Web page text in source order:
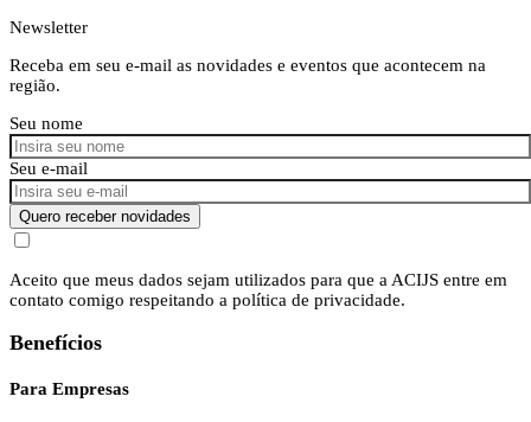
Newsletter
Receba em seu e-mail as novidades e eventos que acontecem na
região.
Seu nome
Seu e-mail
Quero receber novidades
Aceito que meus dados sejam utilizados para que a ACIJS entre em
contato comigo respeitando a política de privacidade.
Benefícios
Para Empresas